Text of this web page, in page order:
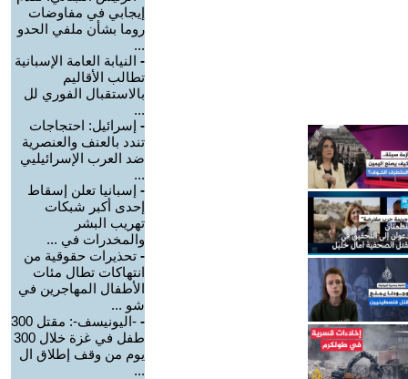
إيجابي في مفاوضات
روما بشأن ملفي الحدو
...
- النيابة العامة الإسبانية
تطالب الأقاليم
بالاستقبال الفوري لل
...
- إسرائيل: احتجاجات
تندد بالعنف والعنصرية
ضد العرب الإسرائيليي
...
- إسبانيا تعلن إسقاط
إحدى أكبر شبكات
تهريب البشر
والمخدرات في ...
- تحذيرات حقوقية من
انتهاكات تطال مئات
الأطفال المهاجرين في
شو ...
-
-اليونيسف-: مقتل 300
طفل في غزة خلال 300
يوم من وقف إطلاق ال
...